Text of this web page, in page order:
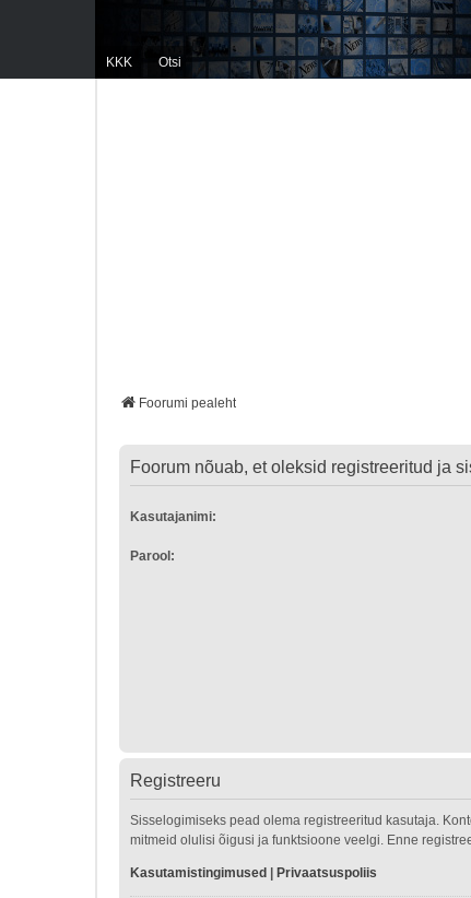
KKK Otsi
Foorumi pealeht
Foorum nõuab, et oleksid registreeritud ja
Kasutajanimi:
Parool:
Registreeru
Sisselogimiseks pead olema registreeritud kasutaja.
mitmeid olulisi õigusi ja funktsioone veelgi. Enne
Kasutamistingimused Privaatsuspoliis